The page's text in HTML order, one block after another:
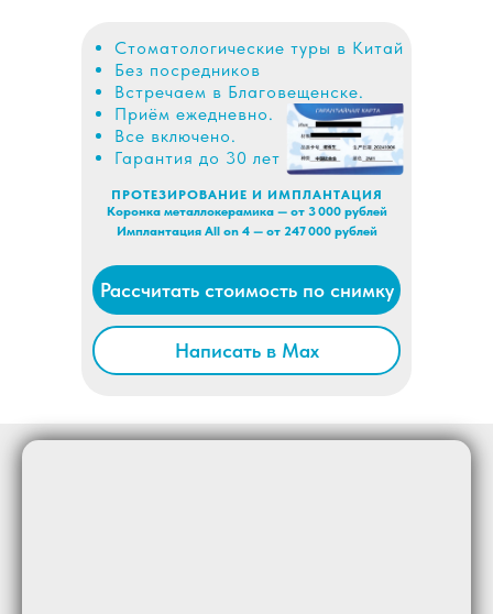
Рассчитать стоимость по снимку
Написать в Max
Коронка металлокерамика — от 3 000 рублей
Имплантация All on 4 — от 247 000 рублей
ПРОТЕЗИРОВАНИЕ И ИМПЛАНТАЦИЯ
Стоматологические туры в Китай
Без посредников
Встречаем в Благовещенске.
Приём ежедневно.
Все включено.
Гарантия до 30 лет